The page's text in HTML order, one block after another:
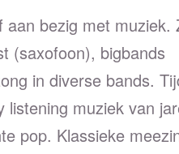
aan bezig met muziek.
(saxofoon), bigbands
in diverse bands.
listening muziek van
pop. Klassieke